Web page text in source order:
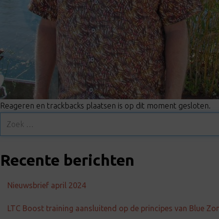
Reageren en trackbacks plaatsen is op dit moment gesloten.
Recente berichten
Nieuwsbrief april 2024
LTC Boost training aansluitend op de principes van Blue